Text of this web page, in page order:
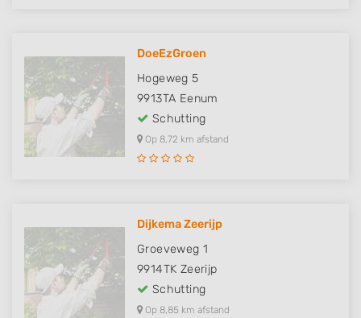
DoeEzGroen
Hogeweg 5
9913TA Eenum
Schutting
Op 8,72 km afstand
Dijkema Zeerijp
Groeveweg 1
9914TK Zeerijp
Schutting
Op 8,85 km afstand